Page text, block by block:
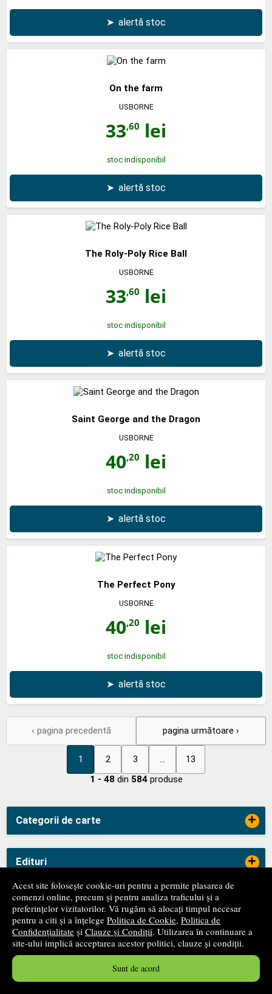
Acest site folosește cookie-uri pentru a permite plasarea de
comenzi online, precum și pentru analiza traficului și a
preferințelor vizitatorilor. Vă rugăm să alocați timpul necesar
pentru a citi și a înțelege Politica de Cookie, Politica de
Confidențialitate și Clauze și Condiții. Utilizarea în continuare a
site-ului implică acceptarea acestor politici, clauze și condiții.
Sunt de acord
Categorii de carte +
Edituri +
ANPC
➤ alertă stoc
On the farm
USBORNE
33,60 lei
stoc indisponibil
➤ alertă stoc
The Roly-Poly Rice Ball
USBORNE
33,60 lei
stoc indisponibil
➤ alertă stoc
Saint George and the Dragon
USBORNE
40,20 lei
stoc indisponibil
➤ alertă stoc
The Perfect Pony
USBORNE
40,20 lei
stoc indisponibil
➤ alertă stoc
‹ pagina precedentă
1 2 3 ... 13
pagina următoare ›
1 - 48 din 584produse